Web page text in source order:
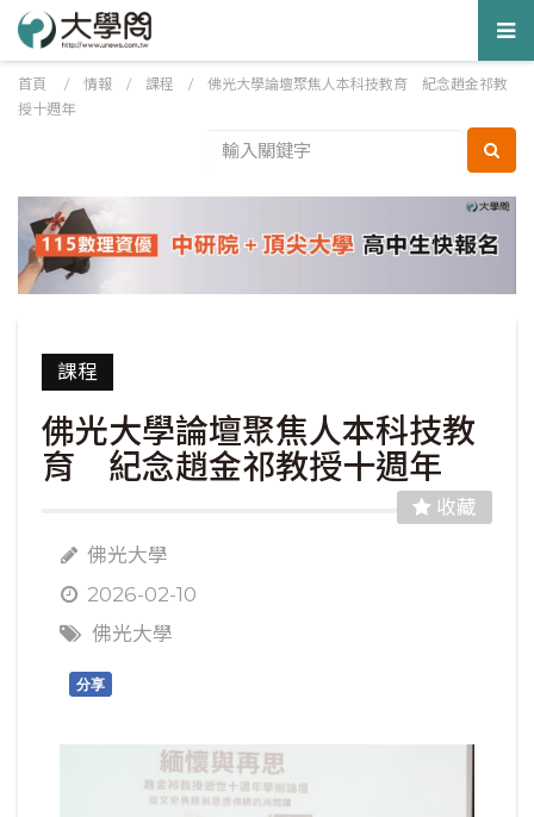
首頁 / 情報 / 課程 / 佛光大學論壇聚焦人本科技教育 紀念趙金祁教
授十週年
課程
佛光大學論壇聚焦人本科技教
育 紀念趙金祁教授十週年
收藏
佛光大學
2026-02-10
佛光大學
分享